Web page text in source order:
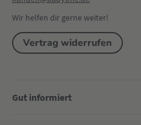
Wir helfen dir gerne weiter!
Vertrag widerrufen
Gut informiert